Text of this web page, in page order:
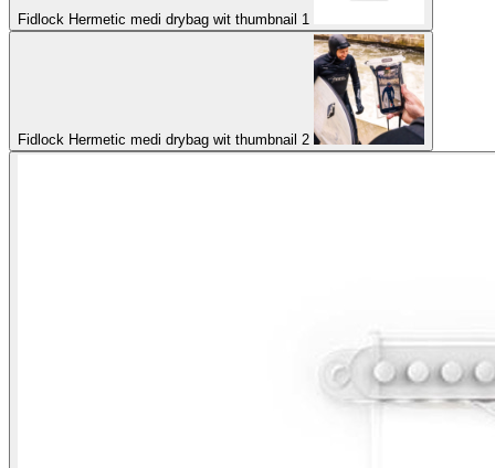
Fidlock Hermetic medi drybag wit thumbnail 1
Fidlock Hermetic medi drybag wit thumbnail 2